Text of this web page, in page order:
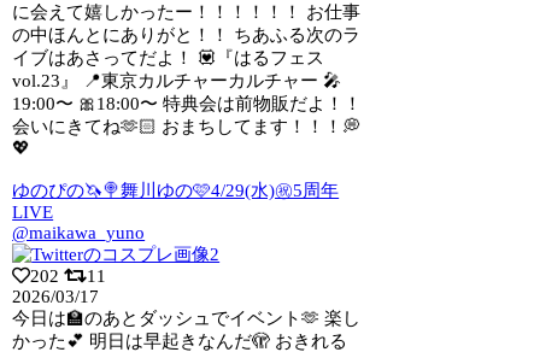
に会えて嬉しかったー！！！！！！ お仕事
の中ほんとにありがと！！ ちあふる次のラ
イブはあさってだよ！ 💟『はるフェス
vol.23』 📍東京カルチャーカルチャー 🎤
19:00〜 🎀18:00〜 特典会は前物販だよ！！
会いにきてね🫶🏻 おまちしてます！！！💭
💖
ゆのぴの🦄🍭舞川ゆの🩷4/29(水)㊗5周年
LIVE
@maikawa_yuno
202
11
2026/03/17
今日は🏫のあとダッシュでイベント🫶 楽し
かった💕 明日は早起きなんだ🫣 おきれる